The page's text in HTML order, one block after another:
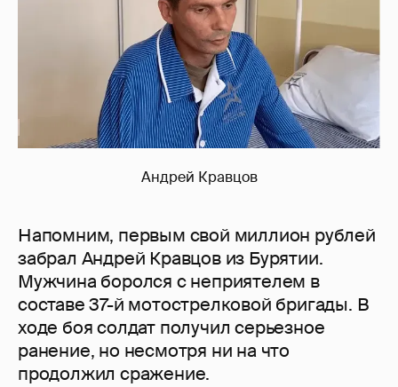
Андрей Кравцов
Напомним, первым свой миллион рублей
забрал Андрей Кравцов из Бурятии.
Мужчина боролся с неприятелем в
составе 37-й мотострелковой бригады. В
ходе боя солдат получил серьезное
ранение, но несмотря ни на что
продолжил сражение.